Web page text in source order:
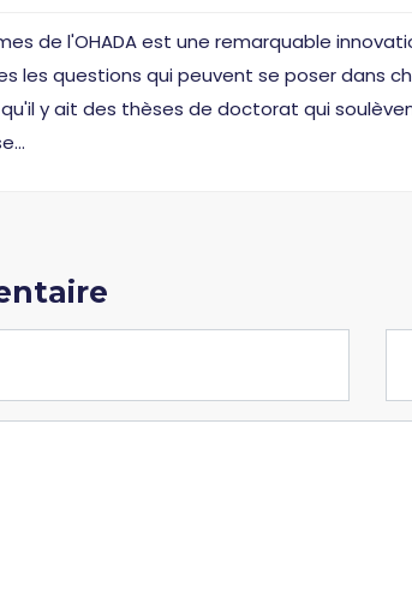
de l'OHADA est une remarquable
les questions qui peuvent se poser dans
y ait des thèses de doctorat qui